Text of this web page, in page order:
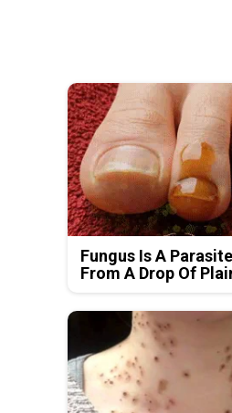
Fungus Is A
From A Drop Of